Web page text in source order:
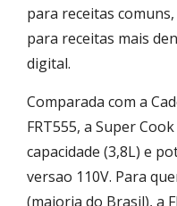
para receitas
para receitas mais
digital.
Comparada com a
FRT555, a Super
capacidade (3,8L) e
versao 110V. Para
(maioria do Brasil), a